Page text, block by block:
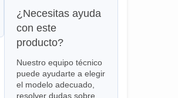
¿Necesitas ayuda
con este
producto?
Nuestro equipo técnico
puede ayudarte a elegir
el modelo adecuado,
resolver dudas sobre